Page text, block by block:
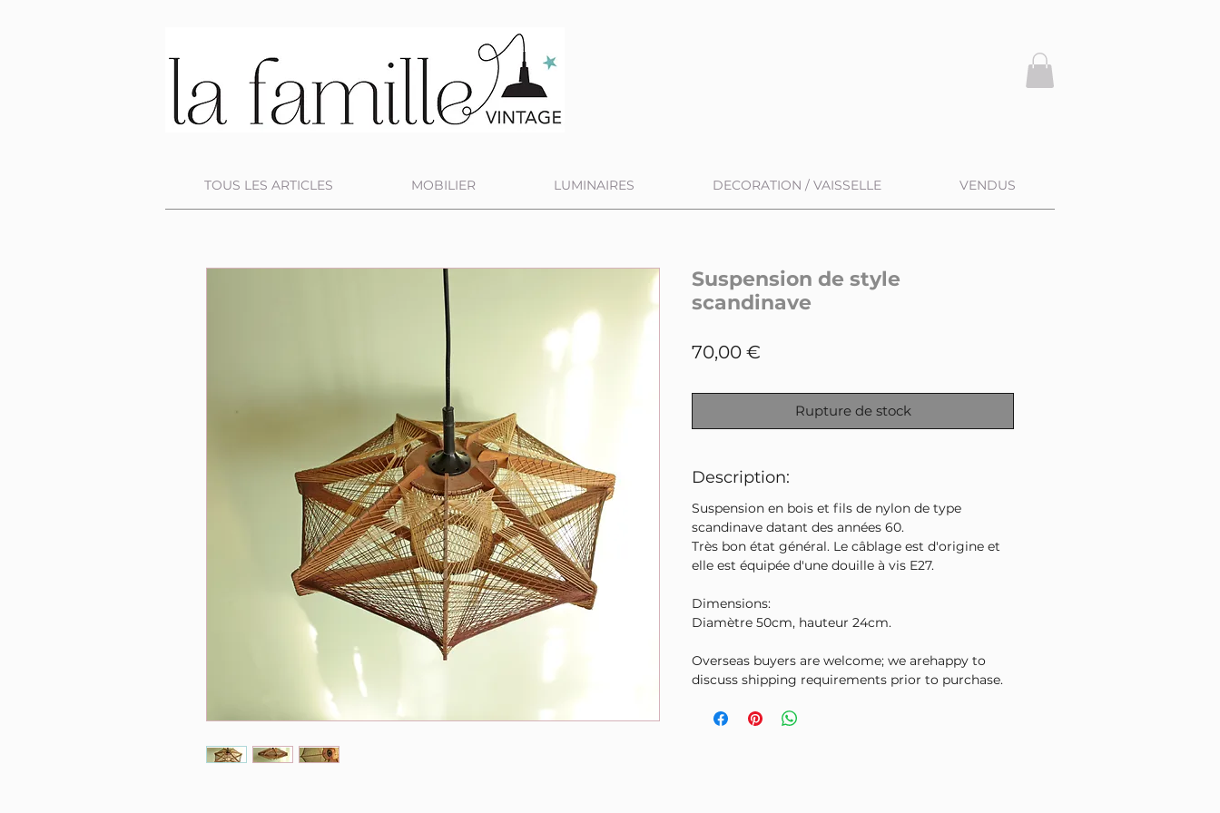
TOUS LES ARTICLES MOBILIER LUMINAIRES DECORATION / VAISSELLE VENDUS
Suspension de style
scandinave
70,00 €
Rupture de stock
Description:
Suspension en bois et fils de nylon de type
scandinave datant des années 60.
Très bon état général. Le câblage est d'origine et
elle est équipée d'une douille à vis E27.
Dimensions:
Diamètre 50cm, hauteur 24cm.
Overseas buyers are welcome; we arehappy to
discuss shipping requirements prior to purchase.